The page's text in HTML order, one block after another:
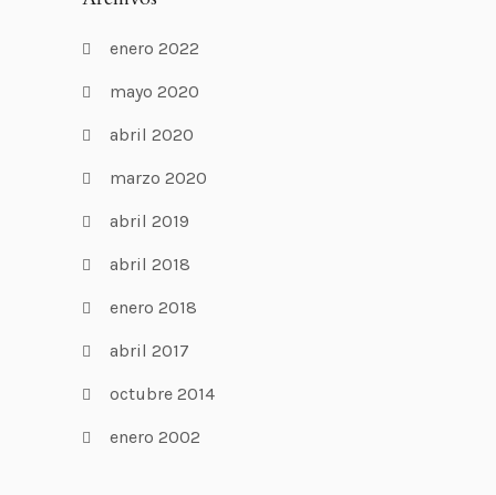
enero 2022
mayo 2020
abril 2020
marzo 2020
abril 2019
abril 2018
enero 2018
abril 2017
octubre 2014
enero 2002